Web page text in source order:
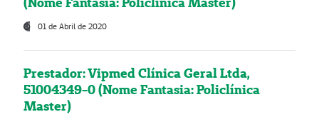
01 de Abril de 2020
Prestador: Vipmed Clínica Geral Ltda,
51004349-0 (Nome Fantasia: Policlínica
Master)